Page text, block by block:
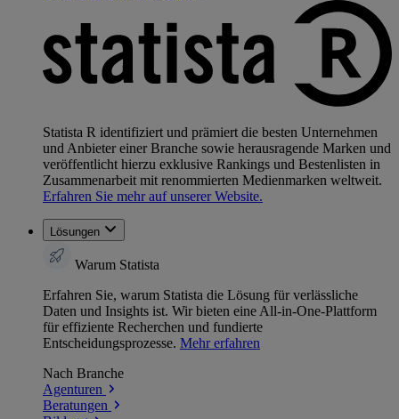
Statista R identifiziert und prämiert die besten Unternehmen
und Anbieter einer Branche sowie herausragende Marken und
veröffentlicht hierzu exklusive Rankings und Bestenlisten in
Zusammenarbeit mit renommierten Medienmarken weltweit.
Erfahren Sie mehr auf unserer Website.
Lösungen
Warum Statista
Erfahren Sie, warum Statista die Lösung für verlässliche
Daten und Insights ist. Wir bieten eine All-in-One-Plattform
für effiziente Recherchen und fundierte
Entscheidungsprozesse. Mehr erfahren
Nach Branche
Agenturen
Beratungen